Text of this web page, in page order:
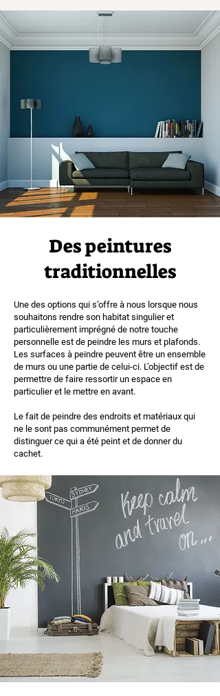
Des peintures
traditionnelles
Une des options qui s’offre à nous lorsque nous
souhaitons rendre son habitat singulier et
particulièrement imprégné de notre touche
personnelle est de peindre les murs et plafonds.
Les surfaces à peindre peuvent être un ensemble
de murs ou une partie de celui-ci. L’objectif est de
permettre de faire ressortir un espace en
particulier et le mettre en avant.
Le fait de peindre des endroits et matériaux qui
ne le sont pas communément permet de
distinguer ce qui a été peint et de donner du
cachet.